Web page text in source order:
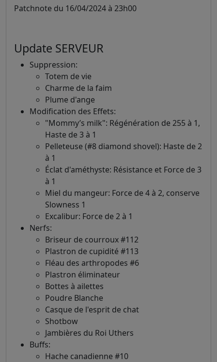
Patchnote du 16/04/2024 à 23h00
Update SERVEUR
Suppression:
Totem de vie
Charme de la faim
Plume d'ange
Modification des Effets:
"Mommy’s milk": Régénération de 255 à 1,
Haste de 3 à 1
Pelleteuse (#8 diamond shovel): Haste de 2
à 1
Éclat d'améthyste: Résistance et Force de 3
à 1
Miel du mangeur: Force de 4 à 2, conserve
Slowness 1
Excalibur: Force de 2 à 1
Nerfs:
Briseur de courroux #112
Plastron de cupidité #113
Fléau des arthropodes #6
Plastron éliminateur
Bottes à ailettes
Poudre Blanche
Casque de l'esprit de chat
Shotbow
Jambières du Roi Uthers
Buffs:
Hache canadienne #10